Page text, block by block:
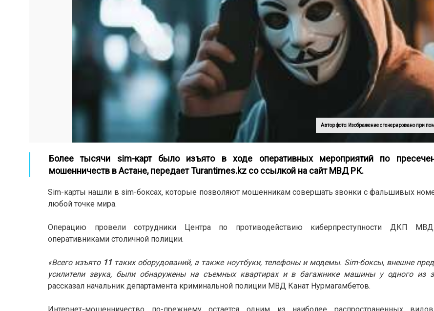
Автор фото: Изображение сгенерировано при
Более тысячи sim-карт было изъято в ходе оперативных мероприятий по
мошенничеств в Астане,передаетTurantimes.kz со ссылкой на сайт МВД РК.
Sim-карты нашли в sim-боксах, которые позволяют мошенникам совершать звонки с фальшивых
любой точке мира.
Операцию провели сотрудники Центра по противодействию киберпреступности ДКП
оперативниками столичной полиции.
«Всего изъято 11таких оборудований, а также ноутбуки, телефоны и модемы. Sim-боксы, внешне
усилители звука, были обнаружены на съемных квартирах и в багажнике машины у одного из
рассказал начальник департамента криминальной полиции МВД Канат Нурмагамбетов.